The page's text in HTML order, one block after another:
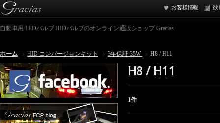
お客様情報 欲
自動車用 LEDバルブ HIDバルブのオンライン通販ショップ Gracias
ホーム HID コンバージョンキット 3年保証 35W H8 / H11
H8 / H11
1件